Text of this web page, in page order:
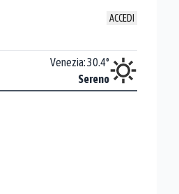
ACCEDI
Venezia:30.4°
Sereno